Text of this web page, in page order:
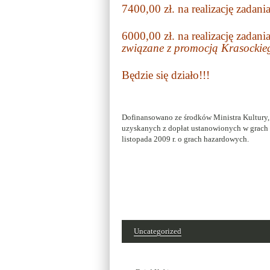
7400,00 zł. na realizację zadania
6000,00 zł. na realizację zadania
związane z promocją
Będzie się działo!!!
Dofinansowano ze środków Ministra
uzyskanych z dopłat ustanowionych w
listopada 2009 r. o grach hazardowych.
Uncategorized